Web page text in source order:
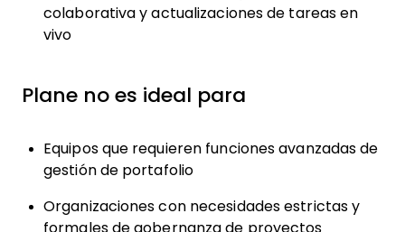
colaborativa y actualizaciones de tareas en
vivo
Plane no es ideal para
Equipos que requieren funciones avanzadas de
gestión de portafolio
Organizaciones con necesidades estrictas y
formales de gobernanza de proyectos